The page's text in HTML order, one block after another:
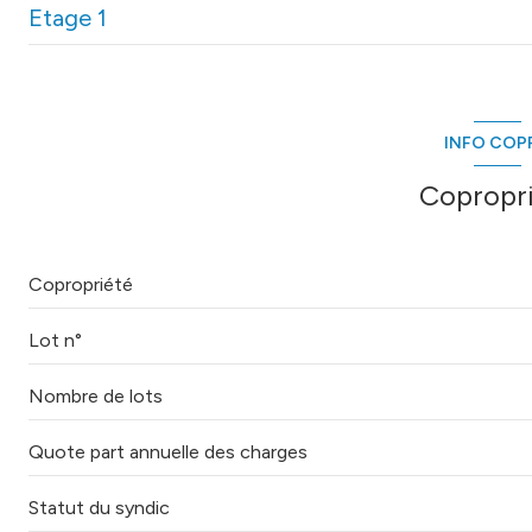
salon/sejour
Etage 1
PLACARD
INFO
Copropriété
Lot n°
Nombre de lots
Quote part annuelle des charges
Statut du syndic